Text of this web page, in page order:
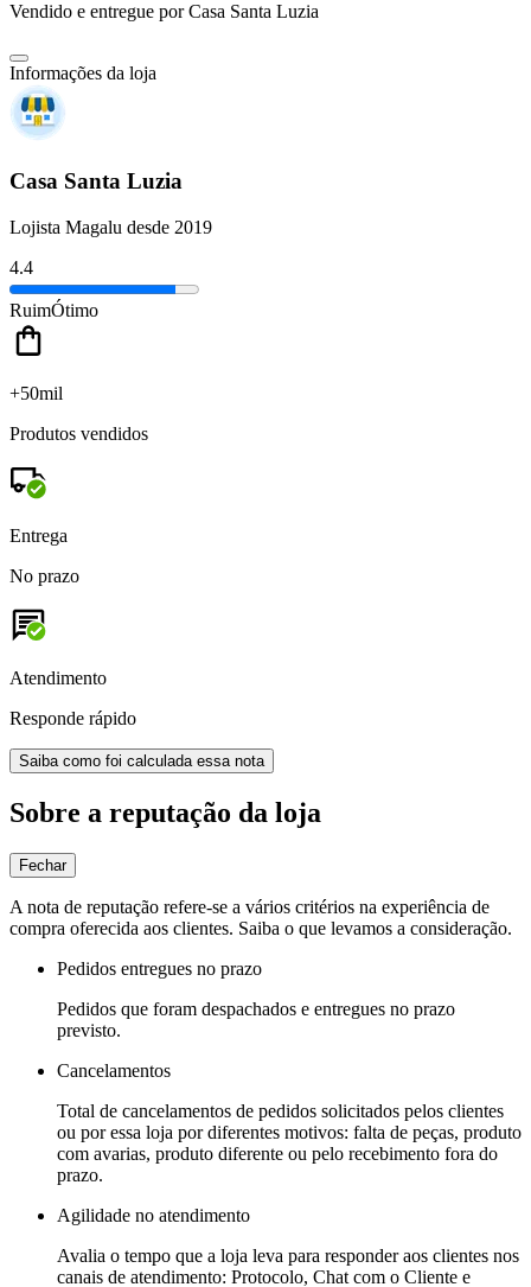
Vendido e entregue por Casa Santa Luzia
Informações da loja
Casa Santa Luzia
Lojista Magalu desde 2019
4.4
RuimÓtimo
+50mil
Produtos vendidos
Entrega
No prazo
Atendimento
Responde rápido
Saiba como foi calculada essa nota
Sobre a reputação da loja
Fechar
A nota de reputação refere-se a vários critérios na experiência de
compra oferecida aos clientes. Saiba o que levamos a consideração.
Pedidos entregues no prazo
Pedidos que foram despachados e entregues no prazo
previsto.
Cancelamentos
Total de cancelamentos de pedidos solicitados pelos clientes
ou por essa loja por diferentes motivos: falta de peças, produto
com avarias, produto diferente ou pelo recebimento fora do
prazo.
Agilidade no atendimento
Avalia o tempo que a loja leva para responder aos clientes nos
canais de atendimento: Protocolo, Chat com o Cliente e